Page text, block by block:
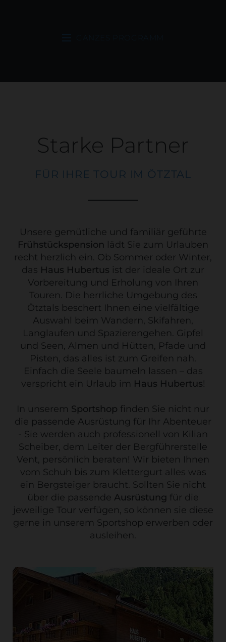
Starke Partner
FÜR IHRE TOUR IM ÖTZTAL
Unsere gemütliche und familiär geführte
Frühstückspension lädt Sie zum Urlauben
recht herzlich ein. Ob Sommer oder Winter,
das Haus Hubertus ist der ideale Ort zur
Vorbereitung und Erholung von Ihren
Touren. Die herrliche Umgebung des
Ötztals beschert Ihnen eine vielfältige
Auswahl beim Wandern, Skifahren,
Langlaufen und Spazierengehen. Gipfel
und Seen, Almen und Hütten, Pfade und
Pisten, das alles ist zum Greifen nah.
Einfach die Seele baumeln lassen – das
verspricht ein Urlaub im Haus Hubertus!
In unserem Sportshop finden Sie nicht nur
die passende Ausrüstung für Ihr Abenteuer
- Sie werden auch professionell von Kilian
Scheiber, dem Leiter der Bergführerstelle
Vent, persönlich beraten! Wir bieten Ihnen
vom Schuh bis zum Klettergurt alles was
ein Bergsteiger braucht. Sollten Sie nicht
über die passende Ausrüstung für die
jeweilige Tour verfügen, so können sie diese
gerne in unserem Sportshop erwerben oder
ausleihen.